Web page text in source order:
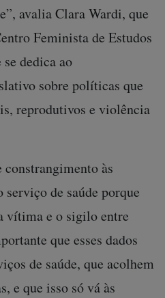
avalia Clara Wardi, que
Feminista de Estudos
dedica ao
sobre políticas que
reprodutivos e violência
constrangimento às
serviço de saúde porque
vítima e o sigilo entre
que esses dados
de saúde, que acolhem
e que isso só vá às